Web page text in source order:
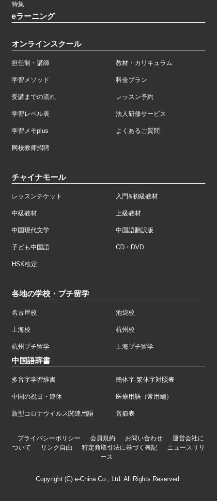
特集
eラーニング
オンラインスクール
担任制・講師 教材・カリキュラム
学習メソッド 料金プラン
受講までの流れ レッスン予約
学習レベル表 法人研修サービス
学習メモplus よくあるご質問
网校教师招聘
チャイナモール
レッスンチケット 入門&初級教材
中級教材 上級教材
中国現代文学 中国語翻訳版
子ども中国語 CD・DVD
HSK検定
各地の学校・プチ留学
名古屋校 池袋校
上海校 杭州校
杭州プチ留学 上海プチ留学
中国語辞書
多音字学習辞書 簡体字·繁体字対照表
中国の祝日・連休 医療用語（常用編）
新型コロナウイルス関連用語 音節表
プライバシーポリシー 会員規約 お問い合わせ
運営会社に
ついて
リンク自由 特定商取引法に基づく表記
ニュースリリ
ース
Copyright (C) e-China Co., Ltd. All Rights Reserved.